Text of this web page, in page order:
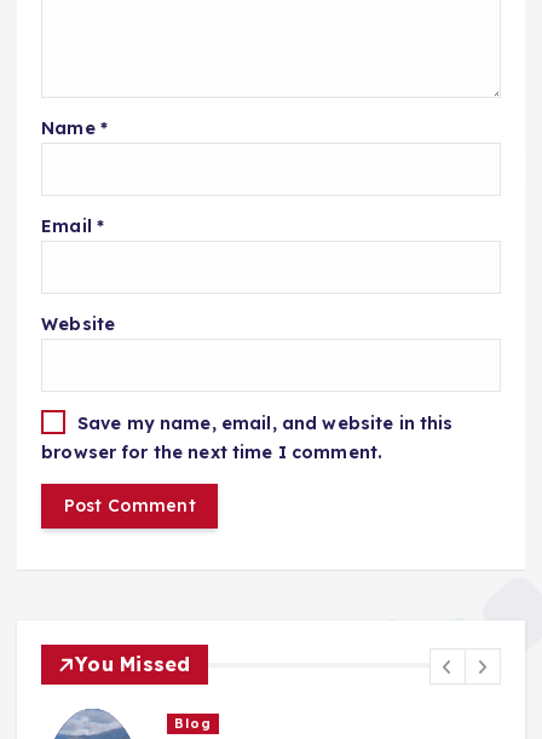
Name *
Email *
Website
Save my name, email, and website in this
browser for the next time I comment.
You Missed
Blog